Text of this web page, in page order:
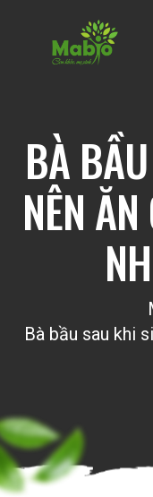
BÀ
NÊN
Bà bầu sau khi